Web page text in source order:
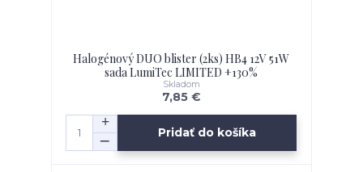
Halogénový DUO blister (2ks) HB4 12V 51W
sada LumiTec LIMITED +130%
7,85 €
Skladom
Pridať do košíka